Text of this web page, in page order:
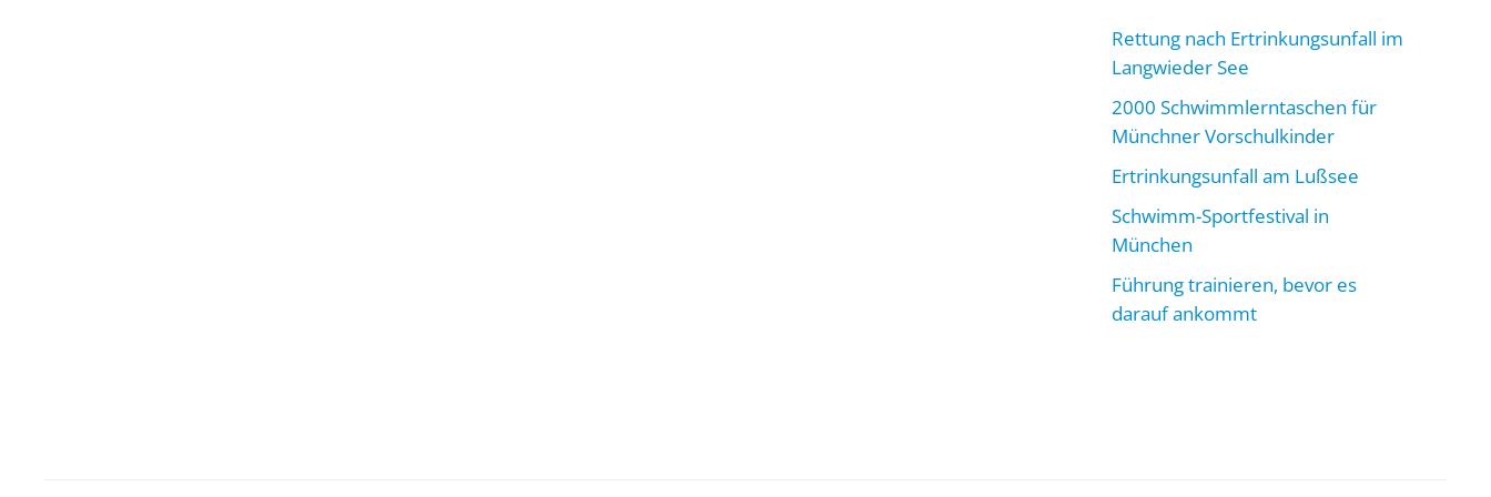
Rettung nach Ertrinkungsunfall im
Langwieder See
2000 Schwimmlerntaschen für
Münchner Vorschulkinder
Ertrinkungsunfall am Lußsee
Schwimm-Sportfestival in
München
Führung trainieren, bevor es
darauf ankommt